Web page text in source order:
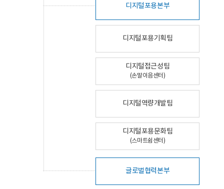
디지털포용본부
디지털포용기획팀
디지털접근성팀
(손말이음센터)
디지털역량개발팀
디지털포용문화팀
(스마트쉼센터)
글로벌협력본부